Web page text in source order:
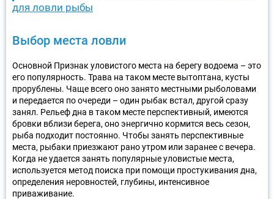
для ловли рыбы
Выбор места ловли
Основной Признак уловистого места на берегу водоема – это
его популярность. Трава на таком месте вытоптана, кусты
прорублены. Чаще всего оно занято местными рыболовами
и передается по очереди – один рыбак встал, другой сразу
занял. Рельеф дна в таком месте перспективный, имеются
бровки вблизи берега, оно энергично кормится весь сезон,
рыба подходит постоянно. Чтобы занять перспективные
места, рыбаки приезжают рано утром или заранее с вечера.
Когда не удается занять популярные уловистые места,
используется метод поиска при помощи простукивания дна,
определения неровностей, глубины, интенсивное
приваживание.